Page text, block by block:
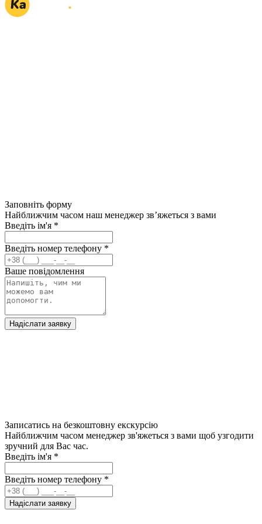
Заповніть форму
Найближчим часом наш менеджер зв’яжеться з вами
Введіть ім'я *
Введіть номер телефону *
Ваше повідомлення
Надіслати заявку
Записатись на безкоштовну екскурсію
Найближчим часом менеджер зв'яжеться з вами щоб узгодити
зручний для Вас час.
Введіть ім'я *
Введіть номер телефону *
Надіслати заявку